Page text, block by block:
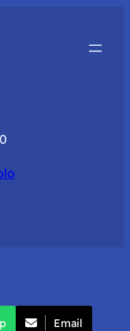
Email